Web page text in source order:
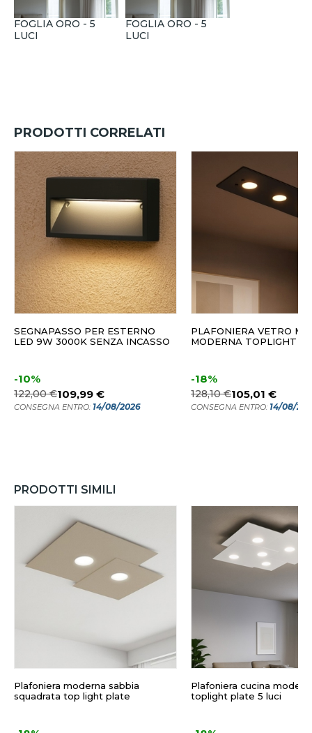
FOGLIA ORO - 5
LUCI
FOGLIA ORO - 5
LUCI
PRODOTTI CORRELATI
SEGNAPASSO PER ESTERNO
LED 9W 3000K SENZA INCASSO
-10%
122,00 €109,99 €
CONSEGNA ENTRO: 14/08/2026
PLAFONIERA VETRO
MODERNA TOPLIGHT
-18%
128,10 €105,01 €
CONSEGNA ENTRO: 14/08/
PRODOTTI SIMILI
Plafoniera moderna sabbia
squadrata top light plate
Plafoniera cucina
toplight plate 5 luci